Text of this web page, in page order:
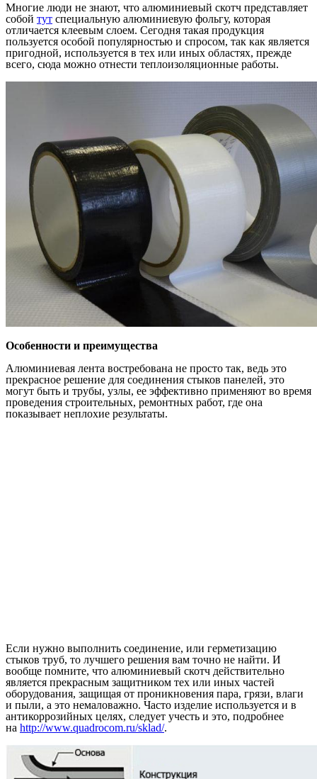
Многие люди не знают, что алюминиевый скотч представляет
собой тут специальную алюминиевую фольгу, которая
отличается клеевым слоем. Сегодня такая продукция
пользуется особой популярностью и спросом, так как является
пригодной, используется в тех или иных областях, прежде
всего, сюда можно отнести теплоизоляционные работы.
Особенности и преимущества
Алюминиевая лента востребована не просто так, ведь это
прекрасное решение для соединения стыков панелей, это
могут быть и трубы, узлы, ее эффективно применяют во время
проведения строительных, ремонтных работ, где она
показывает неплохие результаты.
Если нужно выполнить соединение, или герметизацию
стыков труб, то лучшего решения вам точно не найти. И
вообще помните, что алюминиевый скотч действительно
является прекрасным защитником тех или иных частей
оборудования, защищая от проникновения пара, грязи, влаги
и пыли, а это немаловажно. Часто изделие используется и в
антикоррозийных целях, следует учесть и это, подробнее
на http://www.quadrocom.ru/sklad/.